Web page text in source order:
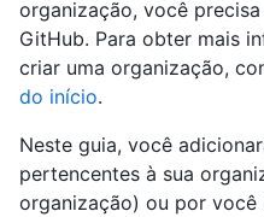
organização, você
GitHub. Para obter mais
criar uma organização,
do início.
Neste guia, você
pertencentes à sua
organização) ou por